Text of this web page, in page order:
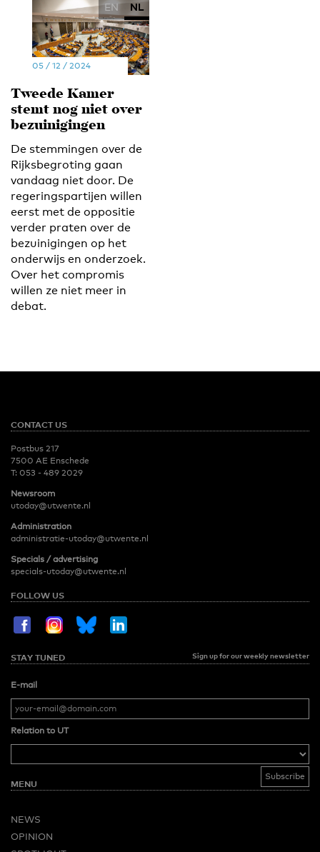
EN NL
05 / 12 / 2024
Tweede Kamer
stemt nog niet over
bezuinigingen
De stemmingen over de
Rijksbegroting gaan
vandaag niet door. De
regeringspartijen willen
eerst met de oppositie
verder praten over de
bezuinigingen op het
onderwijs en onderzoek.
Over het compromis
willen ze niet meer in
debat.
CONTACT US
Postbus 217
7500 AE Enschede
T: 053 - 489 2029
Newsroom
utoday@utwente.nl
Administration
administratie-utoday@utwente.nl
Specials / advertising
specials-utoday@utwente.nl
FOLLOW US
STAY TUNED Sign up for our weekly newsletter
E-mail
Relation to UT
MENU
NEWS
OPINION